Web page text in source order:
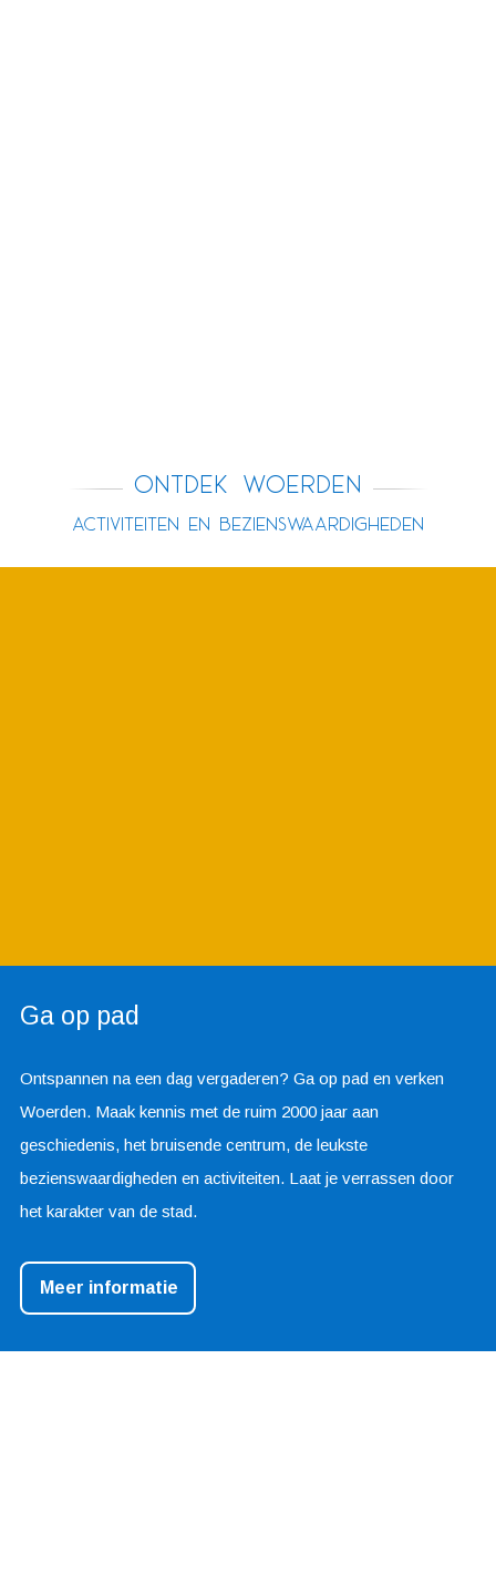
Ontdek Woerden
Activiteiten en bezienswaardigheden
Ga op pad
Ontspannen na een dag vergaderen? Ga op pad en verken
Woerden. Maak kennis met de ruim 2000 jaar aan
geschiedenis, het bruisende centrum, de leukste
bezienswaardigheden en activiteiten. Laat je verrassen door
het karakter van de stad.
Meer informatie